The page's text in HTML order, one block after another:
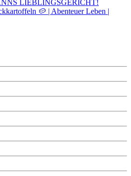
LIEBLINGSGERICHT!
🥔 | Abenteuer Leben |